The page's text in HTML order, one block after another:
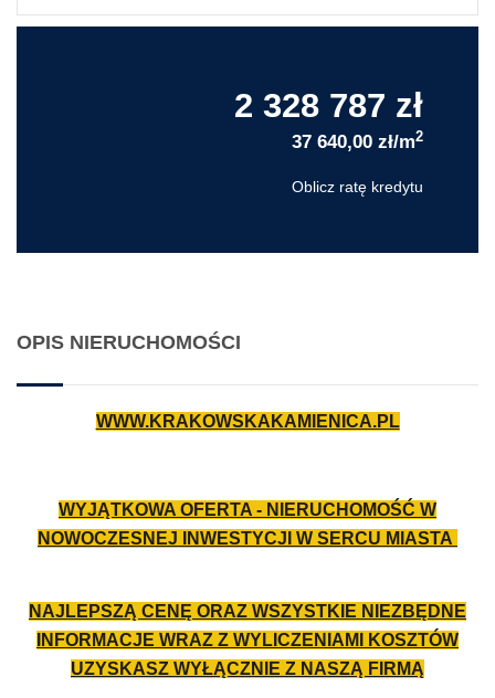
2 328 787 zł
37 640,00 zł/m2
Oblicz ratę kredytu
OPIS NIERUCHOMOŚCI
WWW.KRAKOWSKAKAMIENICA.PL
WYJĄTKOWA OFERTA - NIERUCHOMOŚĆ W
NOWOCZESNEJ INWESTYCJI W SERCU MIASTA
NAJLEPSZĄ CENĘ ORAZ WSZYSTKIE NIEZBĘDNE
INFORMACJE WRAZ Z WYLICZENIAMI KOSZTÓW
UZYSKASZ WYŁĄCZNIE Z NASZĄ FIRMĄ